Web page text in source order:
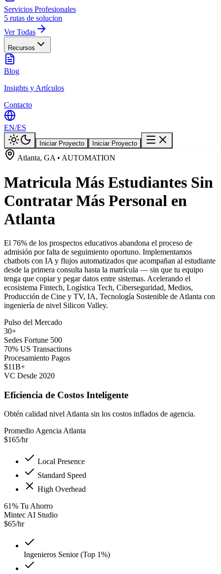
Servicios Profesionales
5 rutas de solucion
Ver Todas
Recursos
Blog
Insights y Artículos
Contacto
EN/ES
Iniciar Proyecto Iniciar Proyecto
Atlanta, GA • AUTOMATION
Matricula Más Estudiantes Sin
Contratar Más Personal en
Atlanta
El 76% de los prospectos educativos abandona el proceso de
admisión por falta de seguimiento oportuno. Implementamos
chatbots con IA y flujos automatizados que acompañan al estudiante
desde la primera consulta hasta la matrícula — sin que tu equipo
tenga que copiar y pegar datos entre sistemas. Acelerando el
ecosistema Fintech, Logística Tech, Ciberseguridad, Medios,
Producción de Cine y TV, IA, Tecnología Sostenible de Atlanta con
ingeniería de nivel Silicon Valley.
Pulso del Mercado
30+
Sedes Fortune 500
70% US Transactions
Procesamiento Pagos
$11B+
VC Desde 2020
Eficiencia de Costos Inteligente
Obtén calidad nivel Atlanta sin los costos inflados de agencia.
Promedio Agencia Atlanta
$165/hr
Local Presence
Standard Speed
High Overhead
61% Tu Ahorro
Mintec AI Studio
$65/hr
Ingenieros Senior (Top 1%)